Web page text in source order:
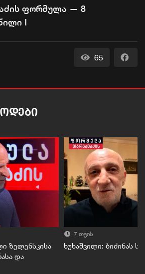
ფორმულა — 8
I
65
ზელენსკისა
და
7 თვის
ხუხაშვილი: ბიძინას